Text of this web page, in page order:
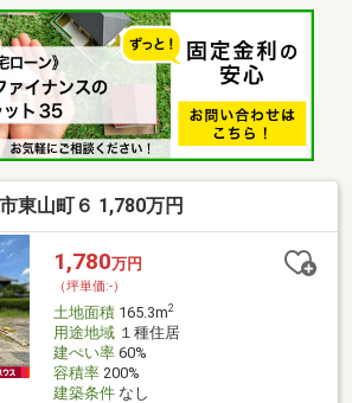
の土地です。碧南市の土地を探すなら、八
い。0566-52-6063、または
まで連絡お待ちしております。
東山町６ 1,780万円
1,780万円
（坪単価:-）
土地面積165.3m2
用途地域１種住居
建ぺい率60%
容積率200%
建築条件なし